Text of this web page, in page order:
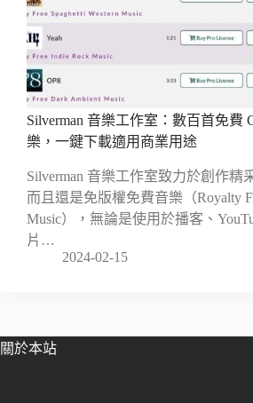
Silverman 音樂工作室：數百首免費
樂，一鍵下載適用商業用途
Silverman 音樂工作室致力於創作精
而且還是免版權免費音樂（Royalty
Music），無論是使用於播客、
片…
2024-02-15
關於本站